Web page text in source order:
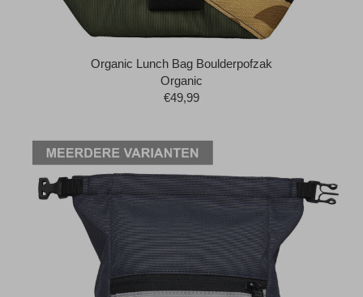
Organic Lunch Bag Boulderpofzak
Organic
€49,99